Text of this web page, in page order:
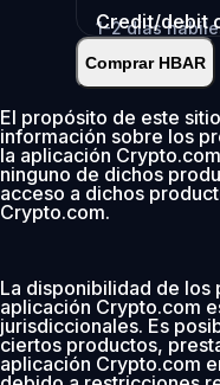
1-2 días
Depositar
Credit/debit
Instantáneo•
0 % de
Añadir
Comprar HBAR
El propósito de este
información sobre los
la aplicación
ninguno de dichos
acceso a dichos
Crypto.com.
La disponibilidad de los
aplicación Crypto.com
jurisdiccionales. Es
ciertos productos,
aplicación Crypto.com